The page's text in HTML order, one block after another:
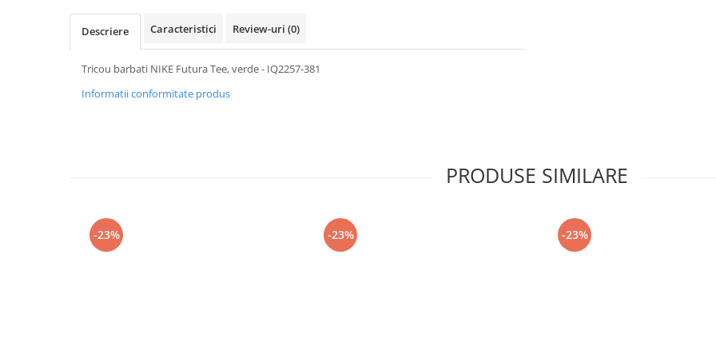
Descriere Caracteristici Review-uri (0)
Tricou barbati NIKE Futura Tee, verde - IQ2257-381
Informatii conformitate produs
PRODUSE SIMILARE
-23% -23% -23%